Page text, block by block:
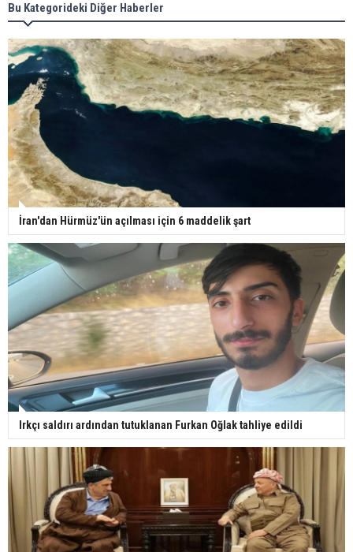
Bu Kategorideki Diğer Haberler
İran'dan Hürmüz'ün açılması için 6 maddelik şart
Irkçı saldırı ardından tutuklanan Furkan Oğlak tahliye edildi